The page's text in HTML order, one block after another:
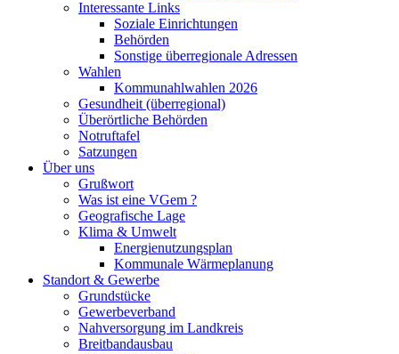
Interessante Links
Soziale Einrichtungen
Behörden
Sonstige überregionale Adressen
Wahlen
Kommunahlwahlen 2026
Gesundheit (überregional)
Überörtliche Behörden
Notruftafel
Satzungen
Über uns
Grußwort
Was ist eine VGem ?
Geografische Lage
Klima & Umwelt
Energienutzungsplan
Kommunale Wärmeplanung
Standort & Gewerbe
Grundstücke
Gewerbeverband
Nahversorgung im Landkreis
Breitbandausbau